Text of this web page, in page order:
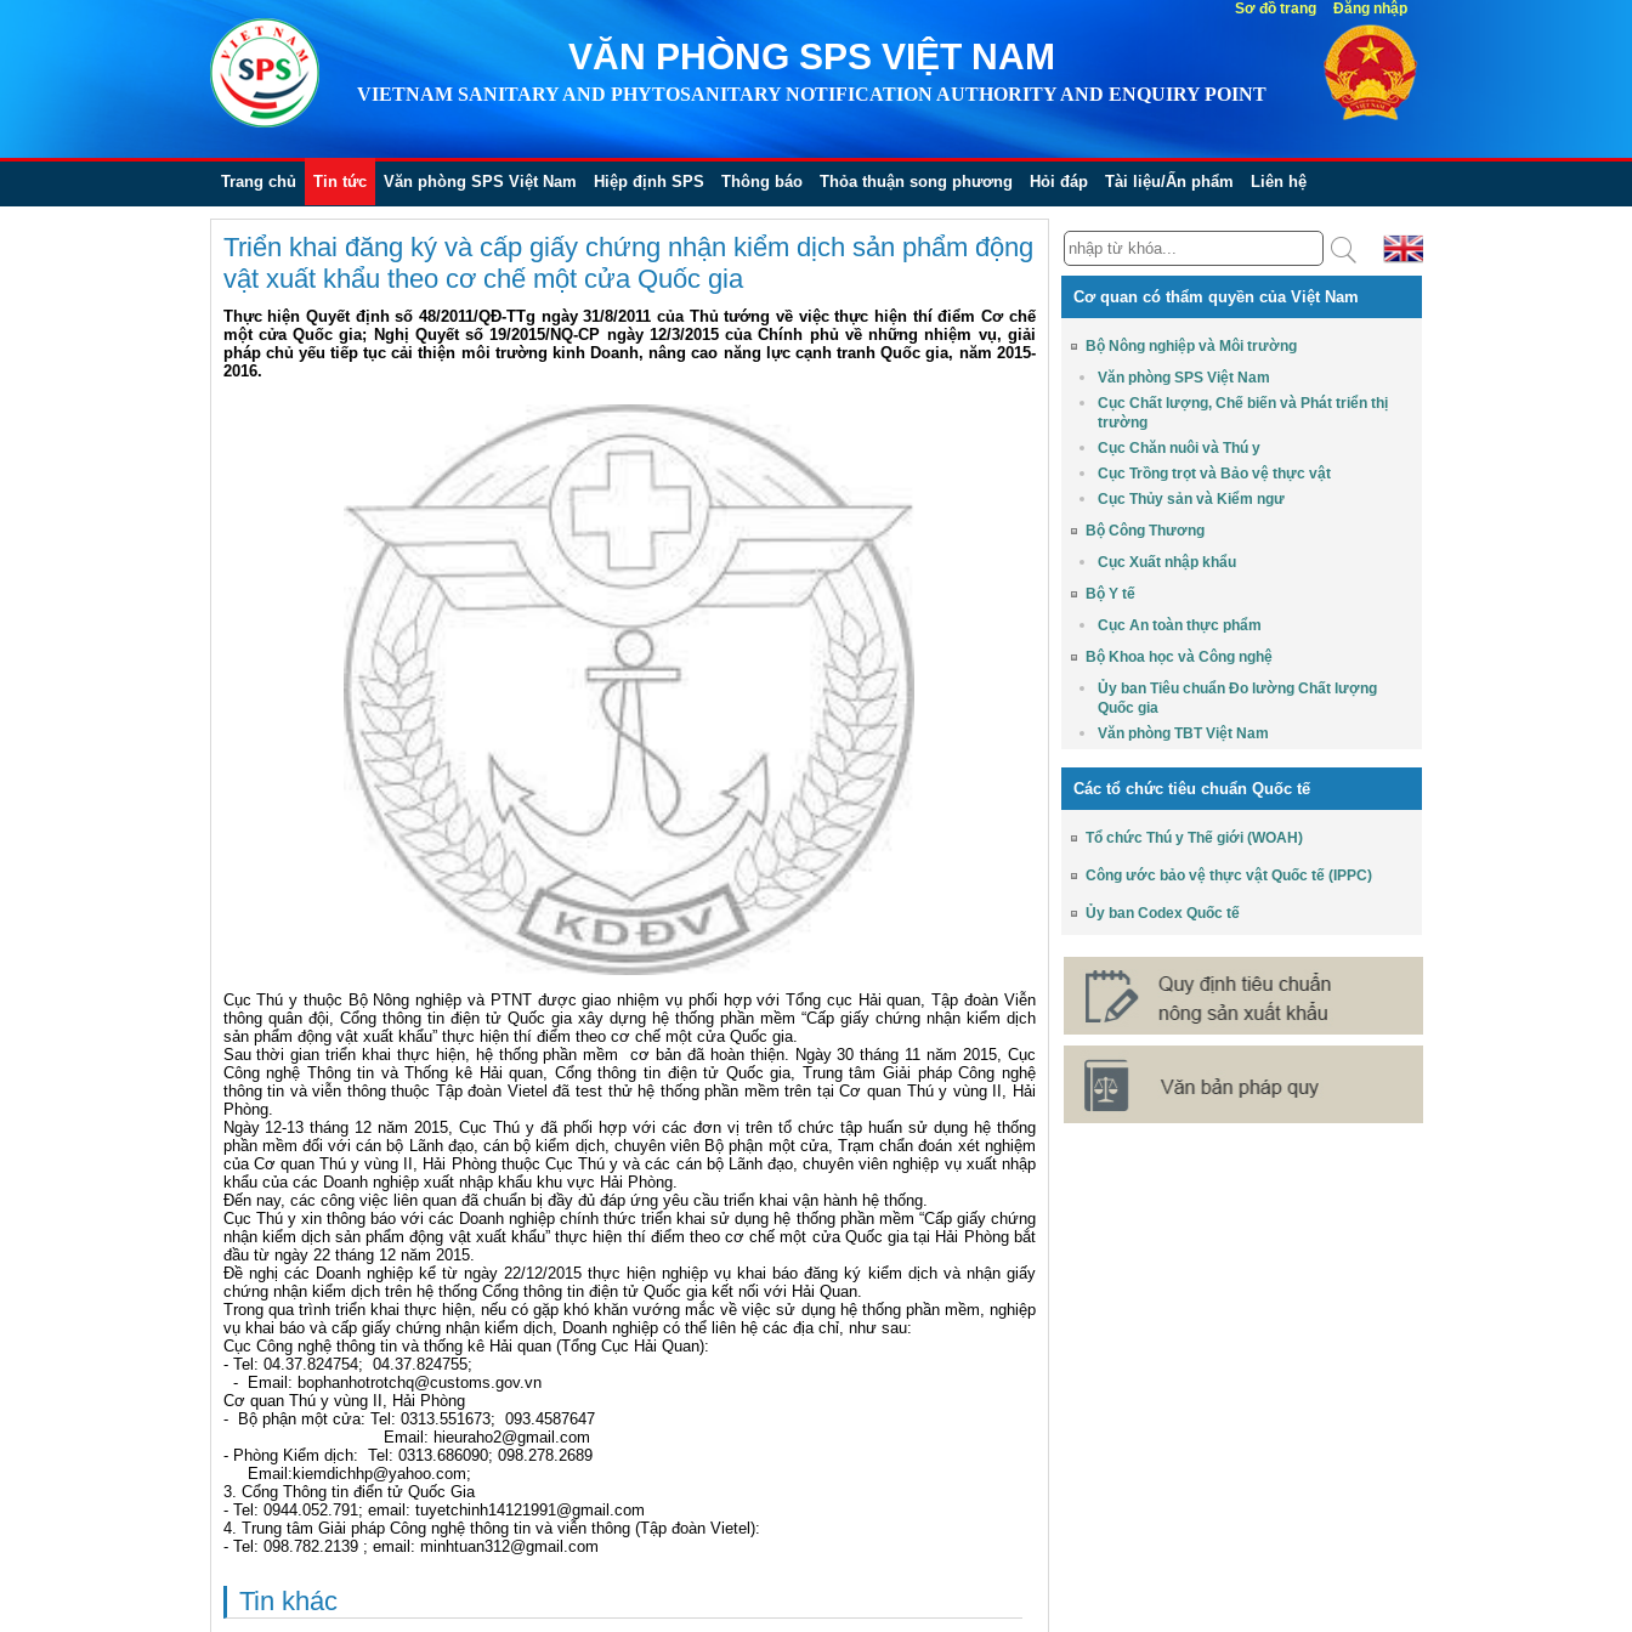
VĂN PHÒNG SPS VIỆT NAM
VIETNAM SANITARY AND PHYTOSANITARY NOTIFICATION AUTHORITY AND ENQUIRY POINT
Trang chủ Tin tức Văn phòng SPS Việt Nam Hiệp định SPS Thông báo Thỏa thuận song phương Hỏi đáp Tài liệu/Ấn phẩm Liên hệ
Triển khai đăng ký và cấp giấy chứng nhận kiểm dịch sản phẩm động
vật xuất khẩu theo cơ chế một cửa Quốc gia
Thực hiện Quyết định số 48/2011/QĐ-TTg ngày 31/8/2011 của Thủ tướng về việc thực hiện thí điểm Cơ chế
một cửa Quốc gia; Nghị Quyết số 19/2015/NQ-CP ngày 12/3/2015 của Chính phủ về những nhiệm vụ, giải
pháp chủ yếu tiếp tục cải thiện môi trường kinh Doanh, nâng cao năng lực cạnh tranh Quốc gia, năm 2015-
2016.
Cục Thú y thuộc Bộ Nông nghiệp và PTNT được giao nhiệm vụ phối hợp với Tổng cục Hải quan, Tập đoàn Viễn
thông quân đội, Cổng thông tin điện tử Quốc gia xây dựng hệ thống phần mềm “Cấp giấy chứng nhận kiểm dịch
sản phẩm động vật xuất khẩu” thực hiện thí điểm theo cơ chế một cửa Quốc gia.
Sau thời gian triển khai thực hiện, hệ thống phần mềm cơ bản đã hoàn thiện. Ngày 30 tháng 11 năm 2015, Cục
Công nghệ Thông tin và Thống kê Hải quan, Cổng thông tin điện tử Quốc gia, Trung tâm Giải pháp Công nghệ
thông tin và viễn thông thuộc Tập đoàn Vietel đã test thử hệ thống phần mềm trên tại Cơ quan Thú y vùng II, Hải
Phòng.
Ngày 12-13 tháng 12 năm 2015, Cục Thú y đã phối hợp với các đơn vị trên tổ chức tập huấn sử dụng hệ thống
phần mềm đối với cán bộ Lãnh đạo, cán bộ kiểm dịch, chuyên viên Bộ phận một cửa, Trạm chẩn đoán xét nghiệm
của Cơ quan Thú y vùng II, Hải Phòng thuộc Cục Thú y và các cán bộ Lãnh đạo, chuyên viên nghiệp vụ xuất nhập
khẩu của các Doanh nghiệp xuất nhập khẩu khu vực Hải Phòng.
Đến nay, các công việc liên quan đã chuẩn bị đầy đủ đáp ứng yêu cầu triển khai vận hành hệ thống.
Cục Thú y xin thông báo với các Doanh nghiệp chính thức triển khai sử dụng hệ thống phần mềm “Cấp giấy chứng
nhận kiểm dịch sản phẩm động vật xuất khẩu” thực hiện thí điểm theo cơ chế một cửa Quốc gia tại Hải Phòng bắt
đầu từ ngày 22 tháng 12 năm 2015.
Đề nghị các Doanh nghiệp kể từ ngày 22/12/2015 thực hiện nghiệp vụ khai báo đăng ký kiểm dịch và nhận giấy
chứng nhận kiểm dịch trên hệ thống Cổng thông tin điện tử Quốc gia kết nối với Hải Quan.
Trong qua trình triển khai thực hiện, nếu có gặp khó khăn vướng mắc về việc sử dụng hệ thống phần mềm, nghiệp
vụ khai báo và cấp giấy chứng nhận kiểm dịch, Doanh nghiệp có thể liên hệ các địa chỉ, như sau:
Cục Công nghệ thông tin và thống kê Hải quan (Tổng Cục Hải Quan):
- Tel: 04.37.824754; 04.37.824755;
- Email: bophanhotrotchq@customs.gov.vn
Cơ quan Thú y vùng II, Hải Phòng
- Bộ phận một cửa: Tel: 0313.551673; 093.4587647
Email: hieuraho2@gmail.com
- Phòng Kiểm dịch: Tel: 0313.686090; 098.278.2689
Email:kiemdichhp@yahoo.com;
3. Cổng Thông tin điển tử Quốc Gia
- Tel: 0944.052.791; email: tuyetchinh14121991@gmail.com
4. Trung tâm Giải pháp Công nghệ thông tin và viễn thông (Tập đoàn Vietel):
- Tel: 098.782.2139 ; email: minhtuan312@gmail.com
Tin khác
Cơ quan có thẩm quyền của Việt Nam
Bộ Nông nghiệp và Môi trường
Văn phòng SPS Việt Nam
Cục Chất lượng, Chế biến và Phát triển thị
trường
Cục Chăn nuôi và Thú y
Cục Trồng trọt và Bảo vệ thực vật
Cục Thủy sản và Kiểm ngư
Bộ Công Thương
Cục Xuất nhập khẩu
Bộ Y tế
Cục An toàn thực phẩm
Bộ Khoa học và Công nghệ
Ủy ban Tiêu chuẩn Đo lường Chất lượng
Quốc gia
Văn phòng TBT Việt Nam
Các tổ chức tiêu chuẩn Quốc tế
Tổ chức Thú y Thế giới (WOAH)
Công ước bảo vệ thực vật Quốc tế (IPPC)
Ủy ban Codex Quốc tế
Sơ đồ trang Đăng nhập